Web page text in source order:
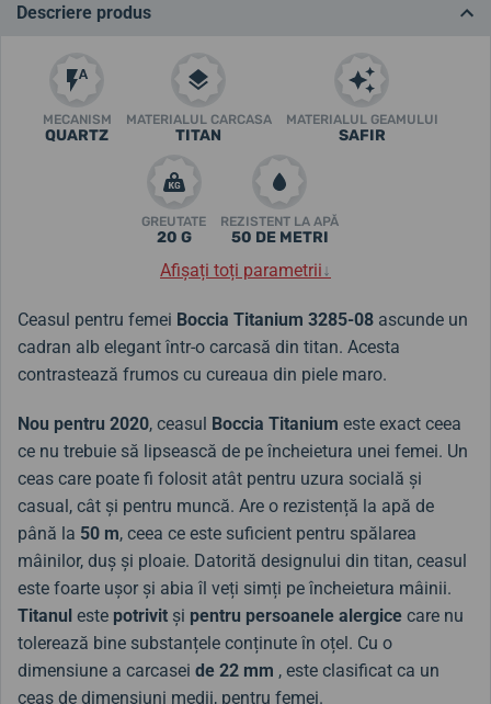
Descriere produs
MECANISM
QUARTZ
MATERIALUL CARCASA
TITAN
MATERIALUL GEAMULUI
SAFIR
GREUTATE
20 G
REZISTENT LA APĂ
50 DE METRI
Afișați toți parametrii↓
Ceasul pentru femei Boccia Titanium 3285-08 ascunde un
cadran alb elegant într-o carcasă din titan. Acesta
contrastează frumos cu cureaua din piele maro.
Nou pentru 2020, ceasul Boccia Titanium este exact ceea
ce nu trebuie să lipsească de pe încheietura unei femei. Un
ceas care poate fi folosit atât pentru uzura socială și
casual, cât și pentru muncă. Are o rezistență la apă de
până la 50 m, ceea ce este suficient pentru spălarea
mâinilor, duș și ploaie. Datorită designului din titan, ceasul
este foarte ușor și abia îl veți simți pe încheietura mâinii.
Titanul este potrivit și pentru persoanele alergice care nu
tolerează bine substanțele conținute în oțel. Cu o
dimensiune a carcasei de 22 mm , este clasificat ca un
ceas de dimensiuni medii, pentru femei.